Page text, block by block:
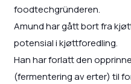
foodtechgründeren.
Amund har gått bort fra
potensial i kjøttforedling.
Han har forlatt den
(fermentering av erter) til